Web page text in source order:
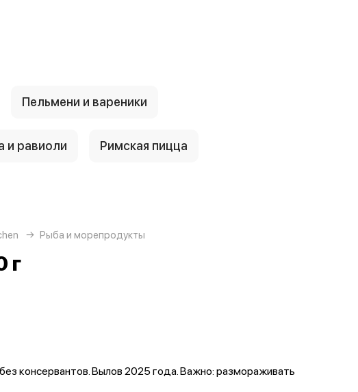
Пельмени и вареники
и равиоли Римская пицца
Рыба и морепродукты
г
консервантов. Вылов 2025 года. Важно: размораживать